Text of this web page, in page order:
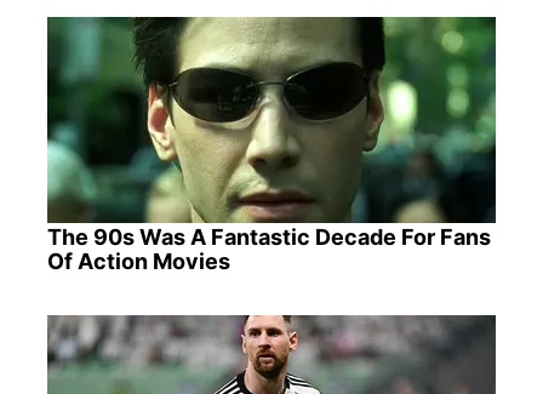
The 90s Was A Fantastic Decade For Fans
Of Action Movies